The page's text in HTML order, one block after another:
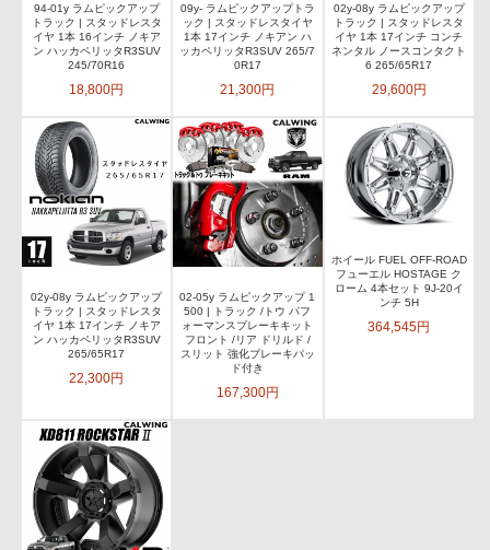
94-01y ラムピックアップ
トラック | スタッドレスタ
イヤ 1本 16インチ ノキア
ン ハッカペリッタR3SUV
245/70R16
18,800円
09y- ラムピックアップトラ
ック | スタッドレスタイヤ
1本 17インチ ノキアン ハ
ッカペリッタR3SUV 265/7
0R17
21,300円
02y-08y ラムピックアップ
トラック | スタッドレスタ
イヤ 1本 17インチ コンチ
ネンタル ノースコンタクト
6 265/65R17
29,600円
02y-08y ラムピックアップ
トラック | スタッドレスタ
イヤ 1本 17インチ ノキア
ン ハッカペリッタR3SUV
265/65R17
22,300円
02-05y ラムピックアップ 1
500 | トラック /トウ パフ
ォーマンスブレーキキット
フロント /リア ドリルド /
スリット 強化ブレーキパッ
ド付き
167,300円
ホイール FUEL OFF-ROAD
フューエル HOSTAGE ク
ローム 4本セット 9J-20イ
ンチ 5H
364,545円